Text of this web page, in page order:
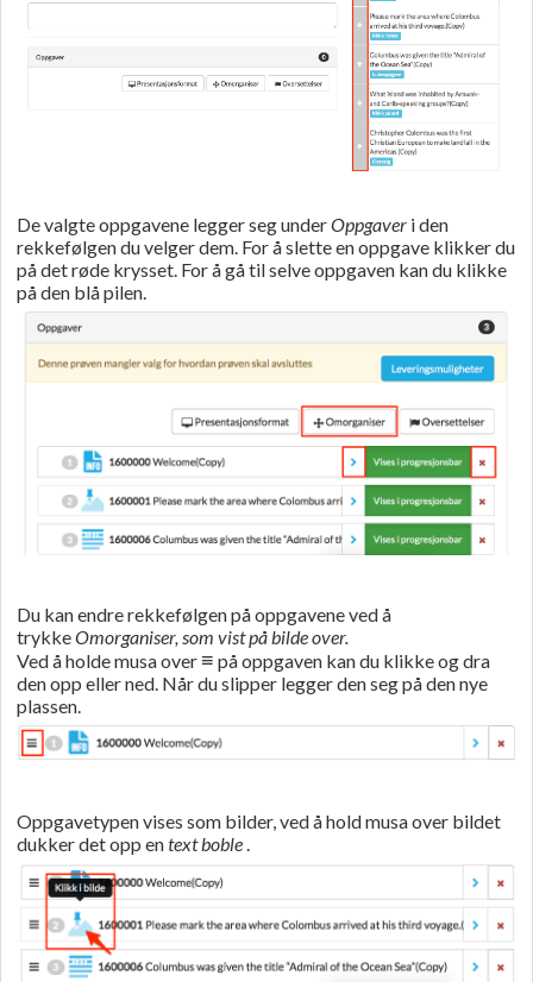
De valgte oppgavene legger seg underOppgaver i den
rekkefølgen du velger dem. For å slette en oppgave klikker du
på det røde krysset. For å gå til selve oppgaven kan du klikke
på den blå pilen.
Du kan endre rekkefølgen på oppgavene ved å
trykkeOmorganiser, som vistpå bilde over.
Ved å holde musa over≡ på oppgaven kan du klikke og dra
den opp eller ned. Når du slipper legger den seg på den nye
plassen.
Oppgavetypen vises som bilder, ved å hold musa over bildet
dukker det opp entext boble.